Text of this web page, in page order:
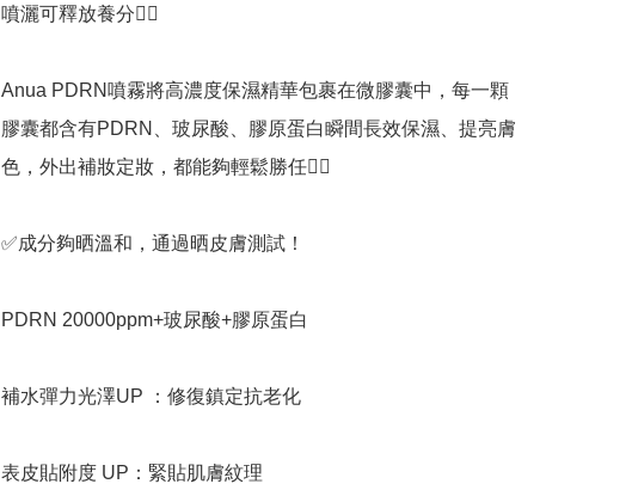
噴灑可釋放養分👍🏻
Anua PDRN噴霧將高濃度保濕精華包裹在微膠囊中，每一顆
膠囊都含有PDRN、玻尿酸、膠原蛋白瞬間長效保濕、提亮膚
色，外出補妝定妝，都能夠輕鬆勝任👍🏻
✅️成分夠晒溫和，通過晒皮膚測試！
PDRN 20000ppm+玻尿酸+膠原蛋白
補水彈力光澤UP ：修復鎮定抗老化
表皮貼附度 UP：緊貼肌膚紋理